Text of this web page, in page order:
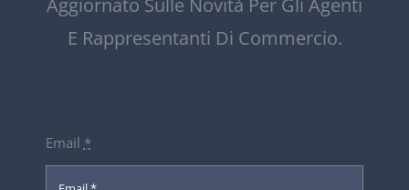
Aggiornato Sulle Novità Per Gli Agenti
E Rappresentanti Di Commercio.
Email *